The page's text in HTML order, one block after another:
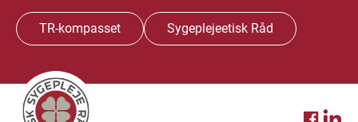
TR-kompasset Sygeplejeetisk Råd